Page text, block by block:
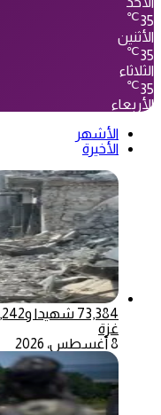
35
℃
الأثنين
35
℃
الثلاثاء
35
℃
الأربعاء
الأشهر
الأخيرة
غزة
8 أغسطس، 2026